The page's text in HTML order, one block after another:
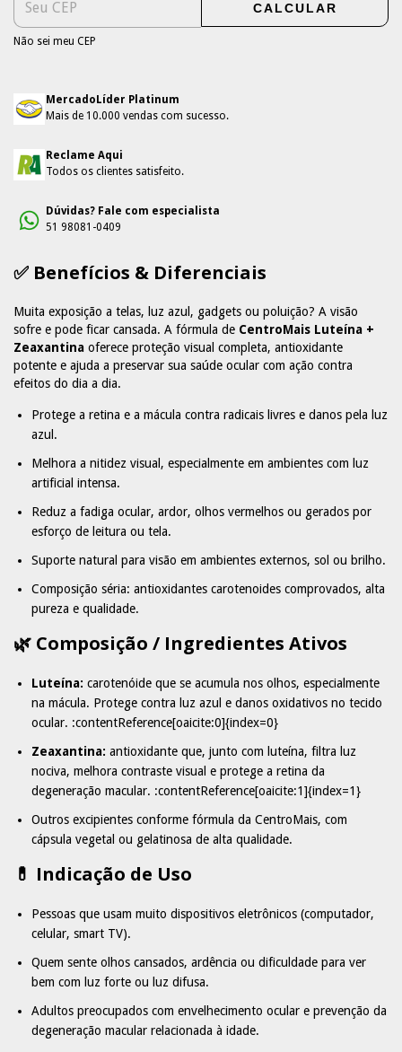
CALCULAR
Não sei meu CEP
MercadoLíder Platinum
Mais de 10.000 vendas com sucesso.
Reclame Aqui
Todos os clientes satisfeito.
Dúvidas? Fale com especialista
51 98081-0409
✅ Benefícios & Diferenciais
Muita exposição a telas, luz azul, gadgets ou poluição? A visão
sofre e pode ficar cansada. A fórmula de CentroMais Luteína +
Zeaxantina oferece proteção visual completa, antioxidante
potente e ajuda a preservar sua saúde ocular com ação contra
efeitos do dia a dia.
Protege a retina e a mácula contra radicais livres e danos pela luz
azul.
Melhora a nitidez visual, especialmente em ambientes com luz
artificial intensa.
Reduz a fadiga ocular, ardor, olhos vermelhos ou gerados por
esforço de leitura ou tela.
Suporte natural para visão em ambientes externos, sol ou brilho.
Composição séria: antioxidantes carotenoides comprovados, alta
pureza e qualidade.
🌿 Composição / Ingredientes Ativos
Luteína: carotenóide que se acumula nos olhos, especialmente
na mácula. Protege contra luz azul e danos oxidativos no tecido
ocular. :contentReference[oaicite:0]{index=0}
Zeaxantina: antioxidante que, junto com luteína, filtra luz
nociva, melhora contraste visual e protege a retina da
degeneração macular. :contentReference[oaicite:1]{index=1}
Outros excipientes conforme fórmula da CentroMais, com
cápsula vegetal ou gelatinosa de alta qualidade.
💊 Indicação de Uso
Pessoas que usam muito dispositivos eletrônicos (computador,
celular, smart TV).
Quem sente olhos cansados, ardência ou dificuldade para ver
bem com luz forte ou luz difusa.
Adultos preocupados com envelhecimento ocular e prevenção da
degeneração macular relacionada à idade.